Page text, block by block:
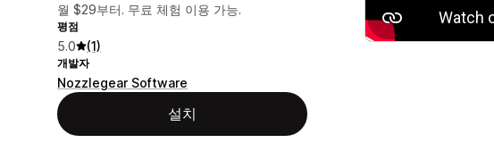
월 $29부터. 무료 체험 이용 가능.
평점
5.0 (1)
개발자
Nozzlegear Software
설치